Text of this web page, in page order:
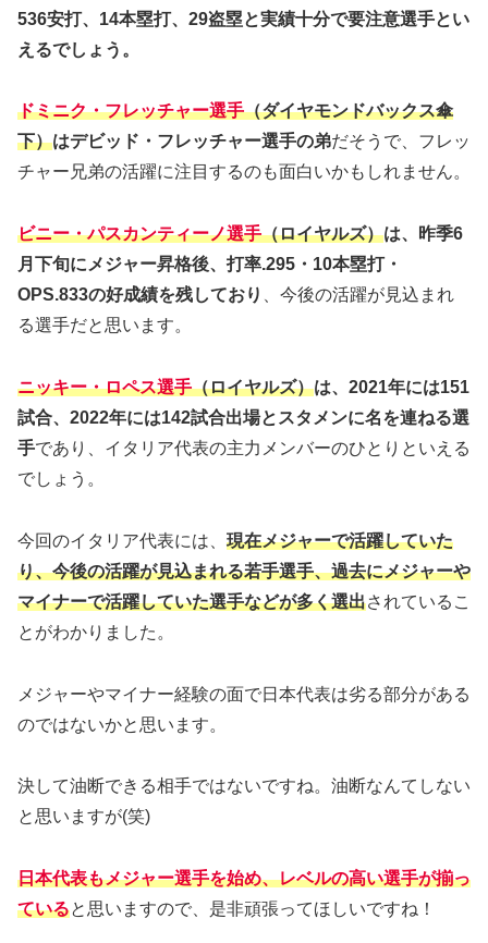
536安打、14本塁打、29盗塁と実績十分で要注意選手とい
えるでしょう。
ドミニク・フレッチャー選手（ダイヤモンドバックス傘
下）はデビッド・フレッチャー選手の弟だそうで、フレッ
チャー兄弟の活躍に注目するのも面白いかもしれません。
ビニー・パスカンティーノ選手（ロイヤルズ）は、昨季6
月下旬にメジャー昇格後、打率.295・10本塁打・
OPS.833の好成績を残しており
、今後の活躍が見込まれ
る選手だと思います。
ニッキー・ロペス選手（ロイヤルズ）は、2021年には151
試合、2022年には142試合出場とスタメンに名を連ねる選
手であり、イタリア代表の主力メンバーのひとりといえる
でしょう。
今回のイタリア代表には、 現在メジャーで活躍していた
り、今後の活躍が見込まれる若手選手、過去にメジャーや
マイナーで活躍していた選手などが多く選出されているこ
とがわかりました。
メジャーやマイナー経験の面で日本代表は劣る部分がある
のではないかと思います。
決して油断できる相手ではないですね。油断なんてしない
と思いますが(笑)
日本代表もメジャー選手を始め、レベルの高い選手が揃っ
ていると思いますので、是非頑張ってほしいですね！